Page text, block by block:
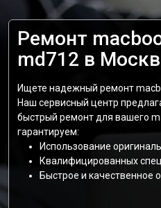
Ремонт
md712 в
Ищете надежный ремонт
Наш сервисный центр
быстрый ремонт для вашего
гарантируем:
Использование
Квалифицированных
Быстрое и качественное